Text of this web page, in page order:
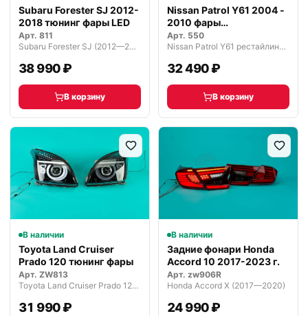
Subaru Forester SJ 2012-
2018 тюнинг фары LED
Арт. 811
Subaru Forester SJ (2012—2015)
38 990 ₽
В корзину
Nissan Patrol Y61 2004 -
2010 фары
светодиодные
Арт. 550
Nissan Patrol Y61 рестайлинг (2004—2025)
32 490 ₽
В корзину
В наличии
Toyota Land Cruiser
Prado 120 тюнинг фары
Арт. ZW813
Toyota Land Cruiser Prado 120 (2002—2007)
31 990 ₽
В наличии
Задние фонари Honda
Accord 10 2017-2023 г.
Арт. zw906R
Honda Accord X (2017—2020)
24 990 ₽